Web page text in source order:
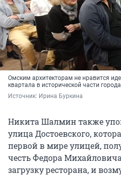
Омским архитекторам не нравится
квартала в исторической части города
Источник: Ирина Буркина
Никита Шалмин также
улица Достоевского,
первой в мире улицей,
честь Федора
загрузку ресторана, и